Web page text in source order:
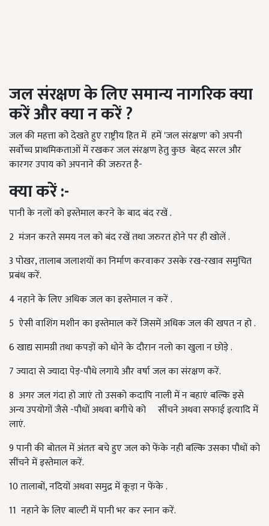
जल संरक्षण के लिए समान्य नागरिक क्या
करें और क्या न करें?
जल की महत्ता को देखते हुए राष्ट्रीय हित में हमें 'जल संरक्षण' को अपनी
सर्वोच्च प्राथमिकताओं में रखकर जल संरक्षण हेतु कुछ बेहद सरल और
कारगर उपाय को अपनाने की जरुरत है-
क्या करें :-
पानी के नलों को इस्तेमाल करने के बाद बंद रखें .
2 मंजन करते समय नल को बंद रखें तथा जरुरत होने पर ही खोलें .
3 पोखर, तालाब जलाशयों का निर्माण करवाकर उसके रख-रखाव समुचित
प्रबंध करें.
4 नहाने के लिए अधिक जल का इस्तेमाल न करें .
5 ऐसी वाशिंग मशीन का इस्तेमाल करें जिसमें अधिक जल की खपत न हो .
6 खाद्य सामग्री तथा कपड़ों को धोने के दौरान नलो का खुला न छोड़े .
7 ज्यादा से ज्यादा पेड़-पौधे लगाये और वर्षा जल का संरक्षण करें.
8 अगर जल गंदा हो जाएं तो उसको कदापि नाली में न बहाएं बल्कि इसे
अन्य उपयोगों जैसे -पौधों अथवा बगीचे को सींचने अथवा सफाई इत्यादि में
लाएं.
9 पानी की बोतल में अंततः बचे हुए जल को फेंके नही बल्कि उसका पौधों को
सींचने में इस्तेमाल करें.
10 तालाबों, नदियों अथवा समुद्र में कूड़ा न फेंके .
11 नहाने के लिए बाल्टी में पानी भर कर स्नान करें.